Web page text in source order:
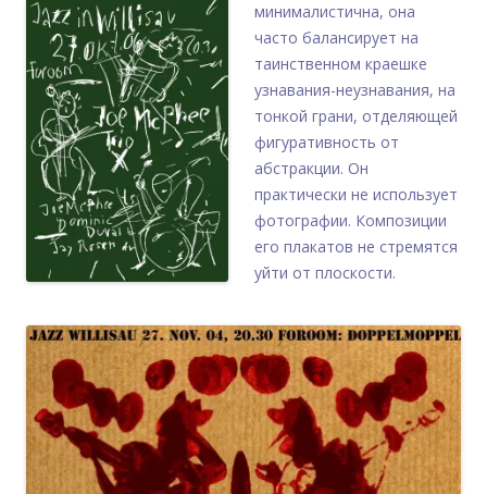
минималистична, она
часто балансирует на
таинственном краешке
узнавания-неузнавания, на
тонкой грани, отделяющей
фигуративность от
абстракции. Он
практически не использует
фотографии. Композиции
его плакатов не стремятся
уйти от плоскости.